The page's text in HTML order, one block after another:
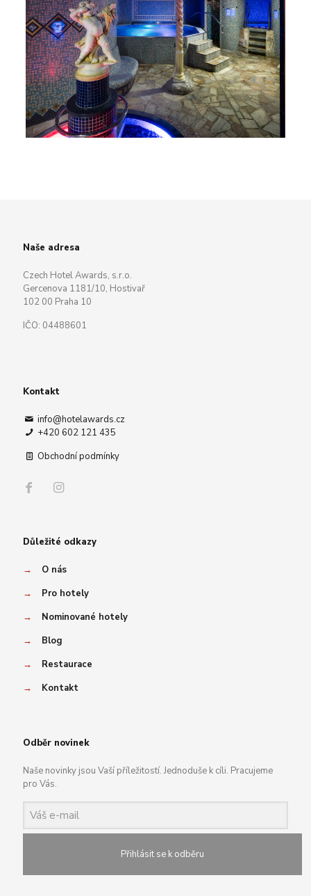
Naše adresa
Czech Hotel Awards, s.r.o.
Gercenova 1181/10, Hostivař
102 00 Praha 10
IČO: 04488601
Kontakt
info@hotelawards.cz
+420 602 121 435
Obchodní podmínky
Důležité odkazy
→
O nás
→
Pro hotely
→
Nominované hotely
→
Blog
→
Restaurace
→
Kontakt
Odběr novinek
Naše novinky jsou Vaší příležitostí. Jednoduše k cíli. Pracujeme
pro Vás.
Přihlásit se k odběru